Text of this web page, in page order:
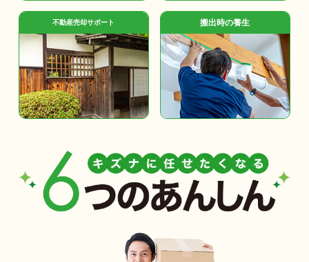
不動産売却サポート 搬出時の養生